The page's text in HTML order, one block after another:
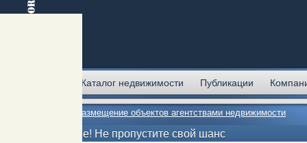
Каталог недвижимости Публикации
Размещение объектов агентствами недвижимости
Внимание! Не пропустите свой шанс